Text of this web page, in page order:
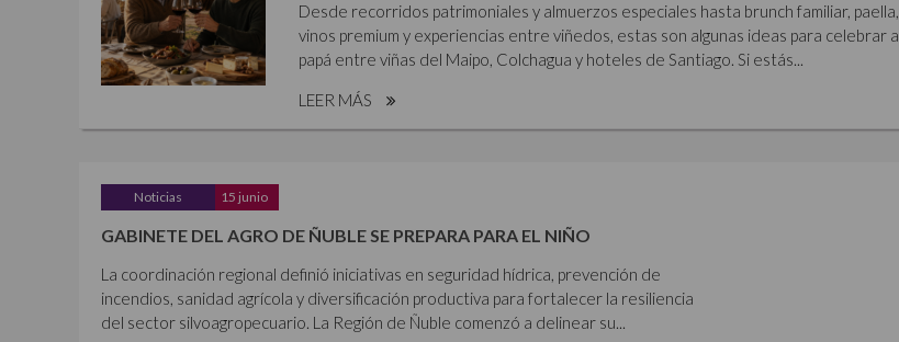
Desde recorridos patrimoniales y almuerzos especiales hasta brunch familiar, paella,
vinos premium y experiencias entre viñedos, estas son algunas ideas para celebrar a
papá entre viñas del Maipo, Colchagua y hoteles de Santiago. Si estás...
LEER MÁS
Noticias 15 junio
GABINETE DEL AGRO DE ÑUBLE SE PREPARA PARA EL NIÑO
La coordinación regional definió iniciativas en seguridad hídrica, prevención de
incendios, sanidad agrícola y diversificación productiva para fortalecer la resiliencia
del sector silvoagropecuario. La Región de Ñuble comenzó a delinear su...